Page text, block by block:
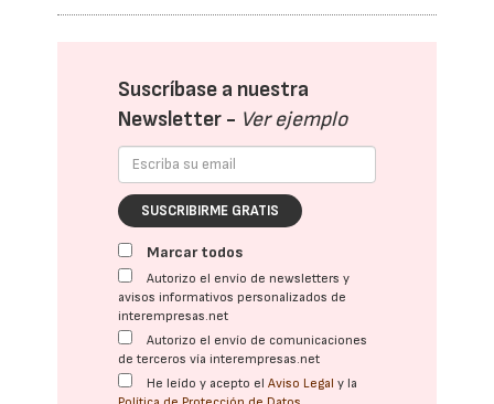
Suscríbase a nuestra
Newsletter - Ver ejemplo
SUSCRIBIRME GRATIS
Marcar todos
Autorizo el envío de newsletters y
avisos informativos personalizados de
interempresas.net
Autorizo el envío de comunicaciones
de terceros vía interempresas.net
He leído y acepto elAviso Legal y la